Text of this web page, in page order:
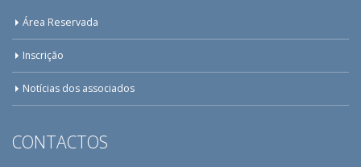
Área Reservada
Inscrição
Notícias dos associados
CONTACTOS